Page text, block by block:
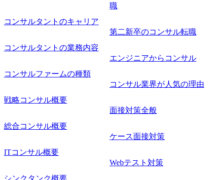
コンサルタントのキャリア
コンサルタントの業務内容
コンサルファームの種類
戦略コンサル概要
総合コンサル概要
ITコンサル概要
シンクタンク概要
職
第二新卒のコンサル転職
エンジニアからコンサル
コンサル業界が人気の理由
面接対策全般
ケース面接対策
Webテスト対策